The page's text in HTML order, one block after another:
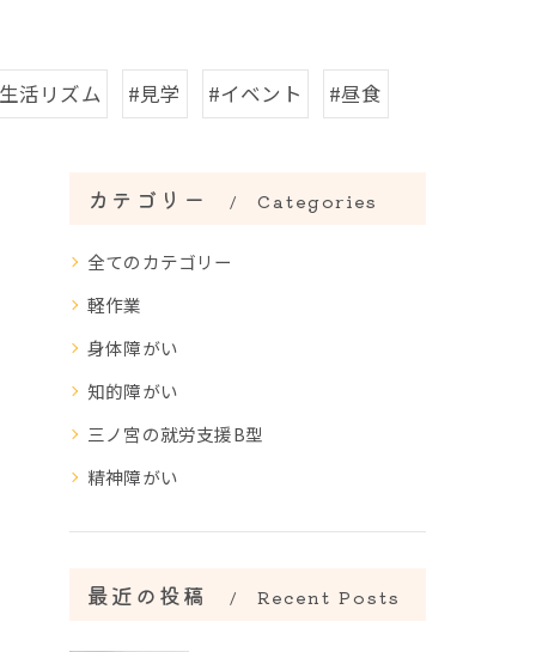
活リズム #見学 #イベント #昼食
カテゴリー Categories
全てのカテゴリー
軽作業
身体障がい
知的障がい
三ノ宮の就労支援B型
精神障がい
最近の投稿 Recent Posts